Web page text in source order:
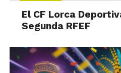
El CF Lorca
Segunda RFEF